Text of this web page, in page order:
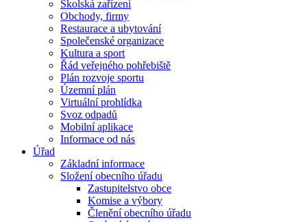
Školská zařízení
Obchody, firmy
Restaurace a ubytování
Společenské organizace
Kultura a sport
Řád veřejného pohřebiště
Plán rozvoje sportu
Územní plán
Virtuální prohlídka
Svoz odpadů
Mobilní aplikace
Informace od nás
Úřad
Základní informace
Složení obecního úřadu
Zastupitelstvo obce
Komise a výbory
Členění obecního úřadu